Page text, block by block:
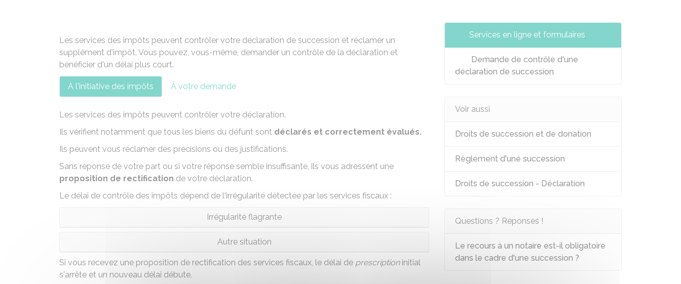
Les services des impôts peuvent contrôler votre déclaration de succession et réclamer un
supplément d'impôt. Vous pouvez, vous-même, demander un contrôle de la déclaration et
bénéficier d'un délai plus court.
À l'initiative des impôts À votre demande
Les services des impôts peuvent contrôler votre déclaration.
Ils vérifient notamment que tous les biens du défunt sont déclarés et correctement évalués.
Ils peuvent vous réclamer des précisions ou des justifications.
Sans réponse de votre part ou si votre réponse semble insuffisante, ils vous adressent une
proposition de rectification de votre déclaration.
Le délai de contrôle des impôts dépend de l'irrégularité détectée par les services fiscaux :
Irrégularité flagrante
Autre situation
Si vous recevez une proposition de rectification des services fiscaux, le délai de prescriptioninitial
s'arrête et un nouveau délai débute.
Services en ligne et formulaires
Demande de contrôle d'une
déclaration de succession
Voir aussi
Droits de succession et de donation
Règlement d'une succession
Droits de succession - Déclaration
Questions ? Réponses !
Le recours à un notaire est-il obligatoire
dans le cadre d'une succession ?